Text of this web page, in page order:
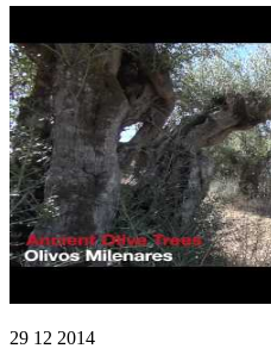
29 12 2014